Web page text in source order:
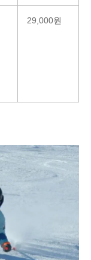
29,000원